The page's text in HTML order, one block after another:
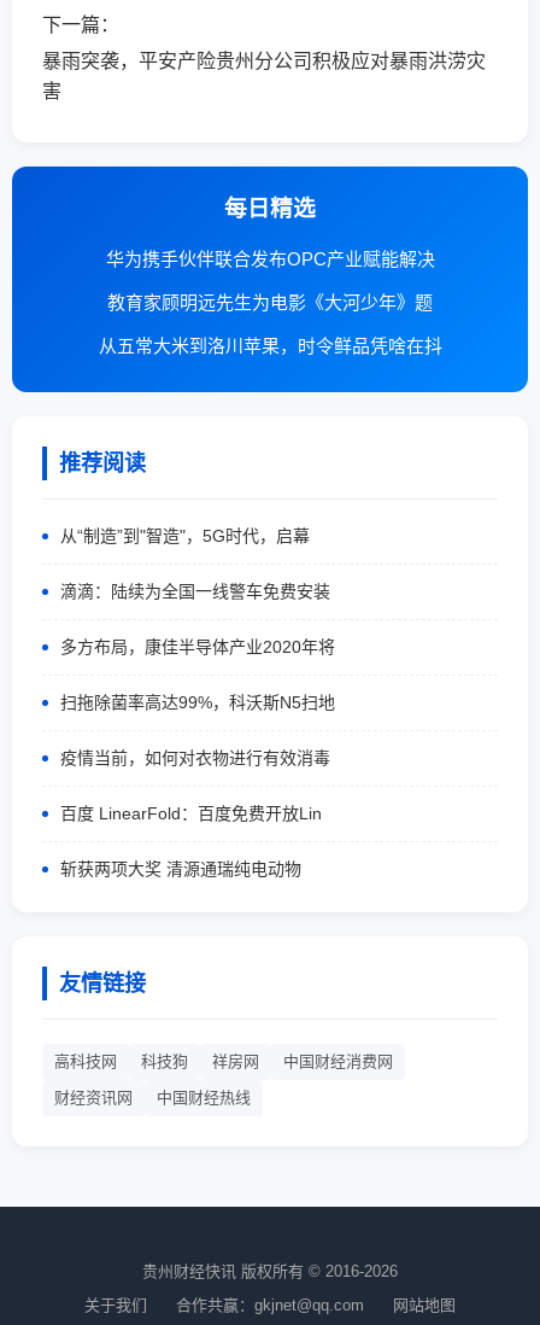
下一篇：
暴雨突袭，平安产险贵州分公司积极应对暴雨洪涝灾
害
每日精选
华为携手伙伴联合发布OPC产业赋能解决
教育家顾明远先生为电影《大河少年》题
从五常大米到洛川苹果，时令鲜品凭啥在抖
推荐阅读
从“制造”到"智造"，5G时代，启幕
滴滴：陆续为全国一线警车免费安装
多方布局，康佳半导体产业2020年将
扫拖除菌率高达99%，科沃斯N5扫地
疫情当前，如何对衣物进行有效消毒
百度 LinearFold：百度免费开放Lin
斩获两项大奖 清源通瑞纯电动物
友情链接
高科技网 科技狗 祥房网
中国财经消费网
财经资讯网
中国财经热线
贵州财经快讯 版权所有 © 2016-2026
关于我们
合作共赢：gkjnet@qq.com 网站地图